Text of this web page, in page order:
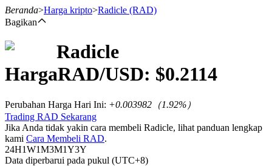
Beranda>Harga kripto>Radicle (RAD)
Bagikan
Radicle
HargaRAD/USD: $0.2114
Perubahan Harga Hari Ini: +0.003982 （1.92%）
Trading RAD Sekarang
Jika Anda tidak yakin cara membeli Radicle, lihat panduan lengkap
kami Cara Membeli RAD.
24H1W1M3M1Y3Y
Data diperbarui pada pukul (UTC+8)